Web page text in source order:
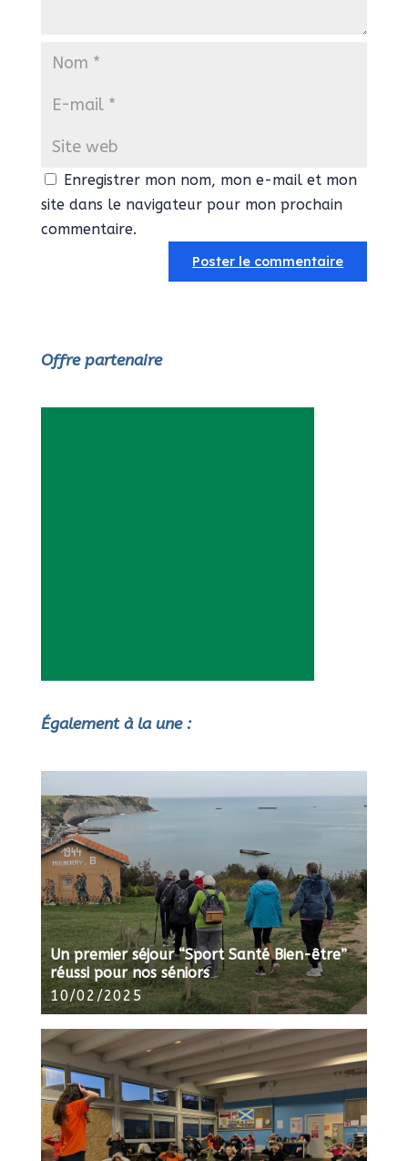
Enregistrer mon nom, mon e-mail et mon
site dans le navigateur pour mon prochain
commentaire.
Offre partenaire
Également à la une :
Un premier séjour “Sport Santé Bien-être”
réussi pour nos séniors
10/02/2025